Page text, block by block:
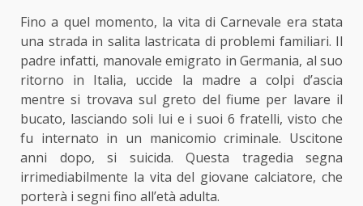
Fino a quel momento, la vita di Carnevale era stata
una strada in salita lastricata di problemi familiari. Il
padre infatti, manovale emigrato in Germania, al suo
ritorno in Italia, uccide la madre a colpi d’ascia
mentre si trovava sul greto del fiume per lavare il
bucato, lasciando soli lui e i suoi 6 fratelli, visto che
fu internato in un manicomio criminale. Uscitone
anni dopo, si suicida. Questa tragedia segna
irrimediabilmente la vita del giovane calciatore, che
porterà i segni fino all’età adulta.